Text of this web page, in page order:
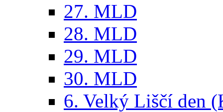
27. MLD
28. MLD
29. MLD
30. MLD
6. Velký Liščí den